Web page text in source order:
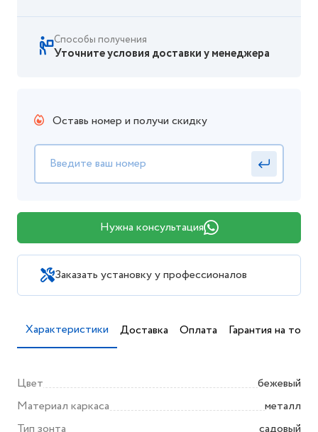
Способы получения
Уточните условия доставки у менеджера
Оставь номер и получи скидку
Нужна консультация
Заказать установку у профессионалов
Характеристики Доставка Оплата Гарантия на товар
Цвет
бежевый
Материал каркаса
металл